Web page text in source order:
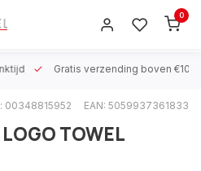
0
Gratis verzending boven €100
00348815952 EAN: 5059937361833
TOWEL